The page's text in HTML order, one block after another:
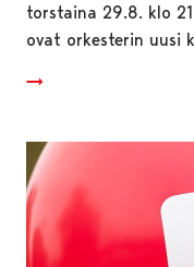
torstaina 29.8. klo
ovat orkesterin uusi